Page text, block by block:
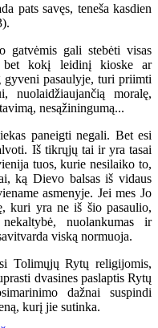
pats savęs, teneša kasdien
gali stebėti visas
bet kokį leidinį kioske ar
pasaulyje, turi priimti
nuolaidžiaujančią moralę,
nesąžiningumą...
paneigti negali. Bet esi
Iš tikrųjų tai ir yra tasai
tuos, kurie nesilaiko to,
ką Dievo balsas iš vidaus
asmenyje. Jei mes Jo
kuri yra ne iš šio pasaulio,
nuolankumas ir
viską normuoja.
Rytų religijomis,
dvasines paslaptis Rytų
dažnai suspindi
kurį jie sutinka.